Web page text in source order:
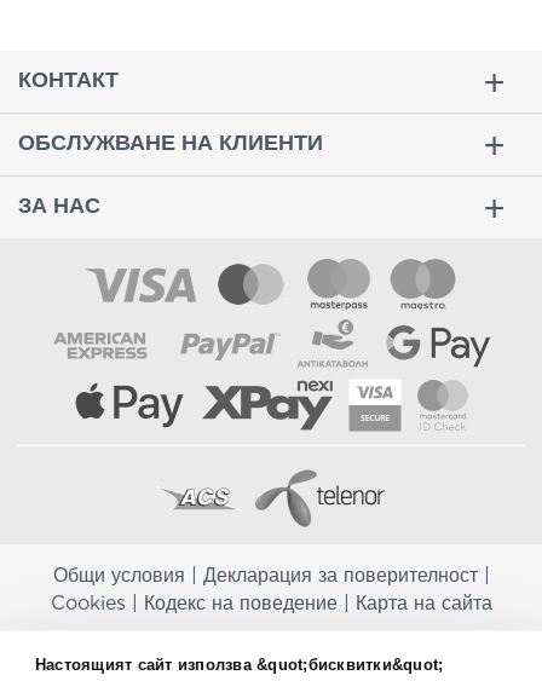
Настоящият сайт използва &quot;бисквитки&quot;
КОНТАКТ
ОБСЛУЖВАНЕ НА КЛИЕНТИ
ЗА НАС
Общи условия Декларация за поверителност|
Cookies
Кодекс на поведение| Карта на сайта
заместват балансираната диета и не са предназначени за